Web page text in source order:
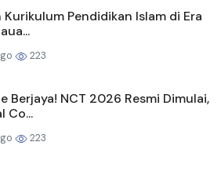
Kurikulum Pendidikan Islam di Era
223
Berjaya! NCT 2026 Resmi Dimulai,
Co...
223